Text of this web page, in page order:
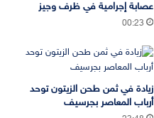
عصابة إجرامية في ظرف وجيز
00:23
زيادة في ثمن طحن الزيتون توحد
أرباب المعاصر بجرسيف